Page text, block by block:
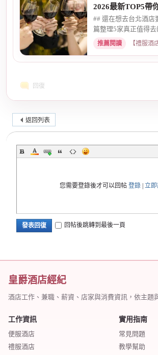
2026最新TOP5帶
## 還在想去台北酒店
篇整理5家真正值得去
服店，從氣氛、小姐
推薦閱讀 【禮服酒店消費攻略】
回復
返回列表
您需要登錄後才可以回帖 登錄| 立
發表回復 回帖後跳轉到最後一頁
皇爵酒店經紀
酒店工作、兼職、薪資、店家與消費資訊，依主題
工作資訊
便服酒店
禮服酒店
實用指南
常見問題
教學幫助